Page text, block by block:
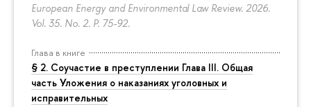
European Energy and Environmental Law Review. 2026.
Vol. 35. No. 2. P. 75-92.
Глава в книге
§ 2. Соучастие в преступлении Глава III. Общая
часть Уложения о наказаниях уголовных и
исправительных